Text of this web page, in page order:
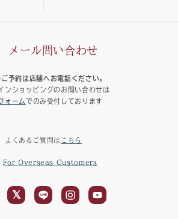
メール問い合わせ
予約は店舗へお電話ください。
ンショッピングのお問い合わせは
ォーム でのみ受付しております
よくあるご質問は こちら
For Overseas Customers